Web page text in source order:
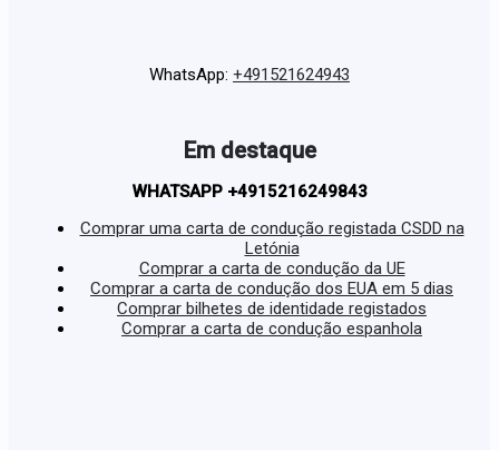
WhatsApp: +491521624943
Em destaque
WHATSAPP +4915216249843
Comprar uma carta de condução registada CSDD na
Letónia
Comprar a carta de condução da UE
Comprar a carta de condução dos EUA em 5 dias
Comprar bilhetes de identidade registados
Comprar a carta de condução espanhola